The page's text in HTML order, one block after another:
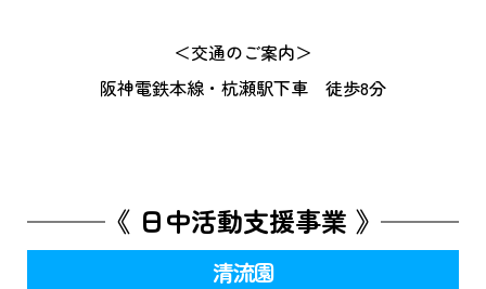
＜交通のご案内＞
阪神電鉄本線・杭瀬駅下車 徒歩8分
《 日中活動支援事業 》
清流園